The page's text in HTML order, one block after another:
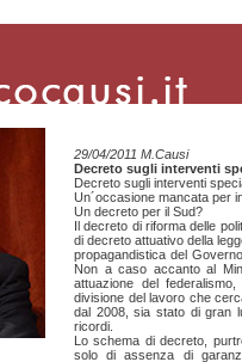
29/04/2011 M.Causi
Decreto sugli interventi
Decreto sugli interventi
Un´occasione mancata per
Un decreto per il Sud?
Il decreto di riforma delle
di decreto attuativo della
propagandistica del
Non a caso accanto al
attuazione del
divisione del lavoro che
dal 2008, sia stato di gran
ricordi.
Lo schema di decreto,
solo di assenza di